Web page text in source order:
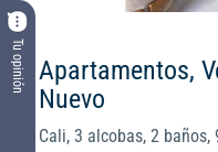
Tu opinión Apartamentos,
Nuevo
Cali, 3 alcobas, 2 baños,